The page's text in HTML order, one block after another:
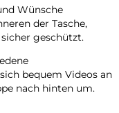
Wünsche
der Tasche,
geschützt.
bequem Videos an
nach hinten um.